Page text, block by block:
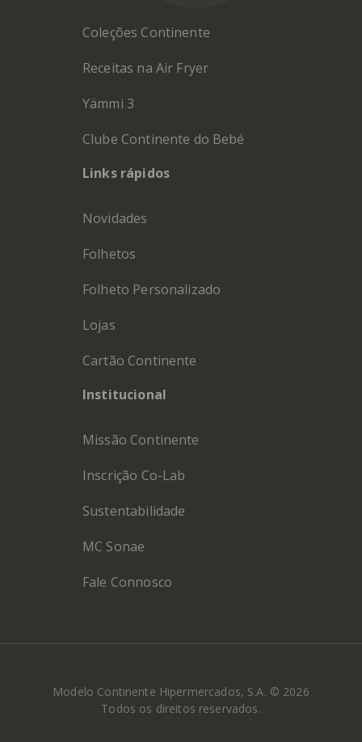
Coleções Continente
Receitas na Air Fryer
Yämmi 3
Clube Continente do Bebé
Links rápidos
Novidades
Folhetos
Folheto Personalizado
Lojas
Cartão Continente
Institucional
Missão Continente
Inscrição Co-Lab
Sustentabilidade
MC Sonae
Fale Connosco
Modelo Continente Hipermercados, S.A. © 2026
Todos os direitos reservados.